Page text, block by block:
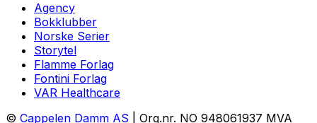
Agency
Bokklubber
Norske Serier
Storytel
Flamme Forlag
Fontini Forlag
VAR Healthcare
© Cappelen Damm AS | Org.nr. NO 948061937 MVA